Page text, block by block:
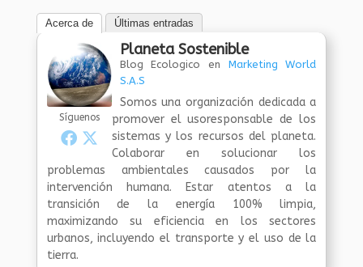
Acerca de Últimas entradas
Síguenos
Planeta Sostenible
Blog Ecologico en Marketing World
S.A.S
Somos una organización dedicada a
promover el usoresponsable de los
sistemas y los recursos del planeta.
Colaborar en solucionar los
problemas ambientales causados por la
intervención humana. Estar atentos a la
transición de la energía 100% limpia,
maximizando su eficiencia en los sectores
urbanos, incluyendo el transporte y el uso de la
tierra.